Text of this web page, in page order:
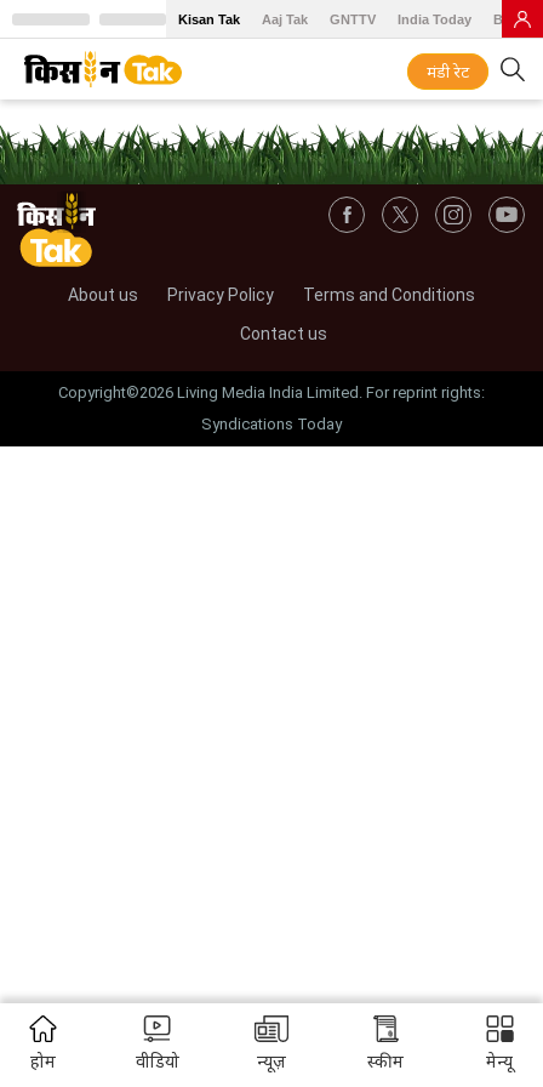
Kisan Tak Aaj Tak GNTTV India Today BT
मंडी रेट
About us Privacy Policy
Terms and Conditions
Contact us
Copyright©2026 Living Media India Limited. For reprint rights:
Syndications Today
होम वीडियो न्यूज़ स्कीम मेन्यू